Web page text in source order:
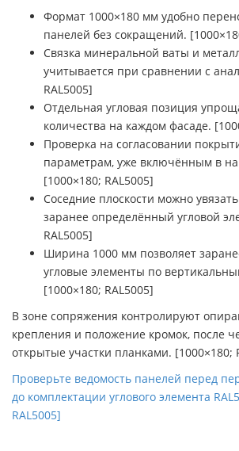
Формат 1000×180 мм удобно
панелей без сокращений.
Связка минеральной ваты и
учитывается при сравнении с
RAL5005]
Отдельная угловая позиция
количества на каждом фасаде.
Проверка на согласовании
параметрам, уже включённым в
[1000×180; RAL5005]
Соседние плоскости можно
заранее определённый угловой
RAL5005]
Ширина 1000 мм позволяет
угловые элементы по
[1000×180; RAL5005]
В зоне сопряжения контролируют
крепления и положение кромок, после
открытые участки планками. [1000×180;
Проверьте ведомость панелей перед
до комплектации углового элемента
RAL5005]